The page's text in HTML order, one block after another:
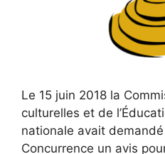
Le 15 juin 2018 la
culturelles et de
nationale avait demandé
Concurrence un avis